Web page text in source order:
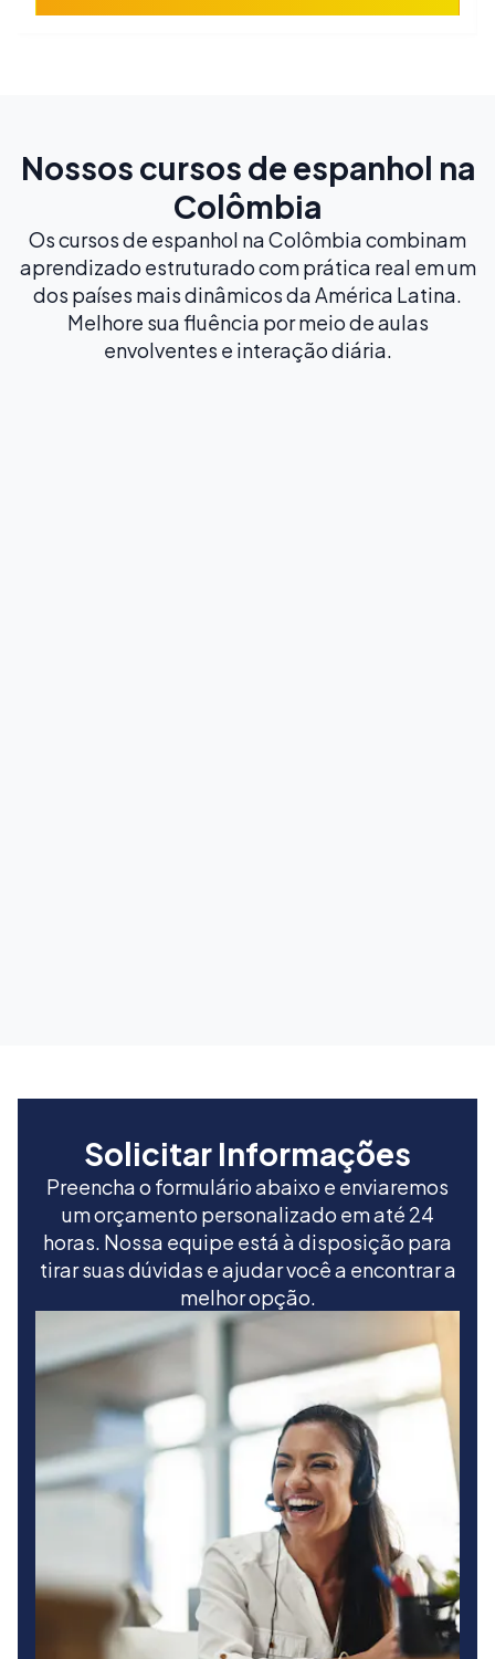
Nossos cursos de espanhol na
Colômbia
Os cursos de espanhol na Colômbia combinam
aprendizado estruturado com prática real em um
dos países mais dinâmicos da América Latina.
Melhore sua fluência por meio de aulas
envolventes e interação diária.
Solicitar Informações
Preencha o formulário abaixo e enviaremos
um orçamento personalizado em até 24
horas. Nossa equipe está à disposição para
tirar suas dúvidas e ajudar você a encontrar a
melhor opção.